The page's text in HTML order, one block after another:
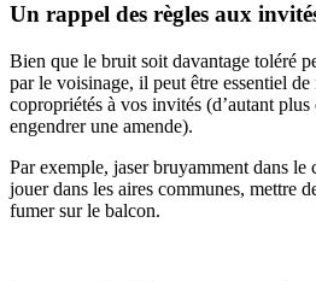
Un rappel des règles aux
Bien que le bruit soit davantage toléré
par le voisinage, il peut être essentiel de
copropriétés à vos invités (d’autant
engendrer une amende).
Par exemple, jaser bruyamment dans le
jouer dans les aires communes, mettre
fumer sur le balcon.